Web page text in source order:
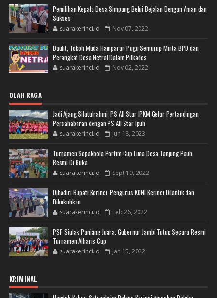
Pemilihan Kepala Desa Simpang Belui Bejalan Dengan Aman dan
Sukses
suarakerinci.id Nov 07, 2022
Daufit, Tokoh Muda Hamparan Pugu Semurup Minta BPD dan
Perangkat Desa Netral Dalam Pilkades
suarakerinci.id Nov 02, 2022
OLAH RAGA
Jadi Ajang Silatulrahmi, PS All Star IPKM Gelar Pertandingan
Persahabaran dengan PS All Star Ipuh
suarakerinci.id Jun 18, 2023
Turnamen Sepakbola Portim Cup Lima Desa Tanjung Pauh
Resmi Di Buka
suarakerinci.id Sept 19, 2022
Dihadiri Bupati Kerinci, Pengurus KONI Kerinci Dilantik dan
Dikukuhkan
suarakerinci.id Feb 26, 2022
PSP Siulak Panjang Juara, Gubernur Jambi Tutup Secara Resmi
Turnamen Alharis Cup
suarakerinci.id Jan 15, 2022
KRIMINAL